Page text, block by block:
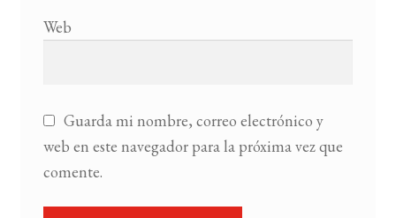
Web
Guarda mi nombre, correo electrónico y
web en este navegador para la próxima vez que
comente.